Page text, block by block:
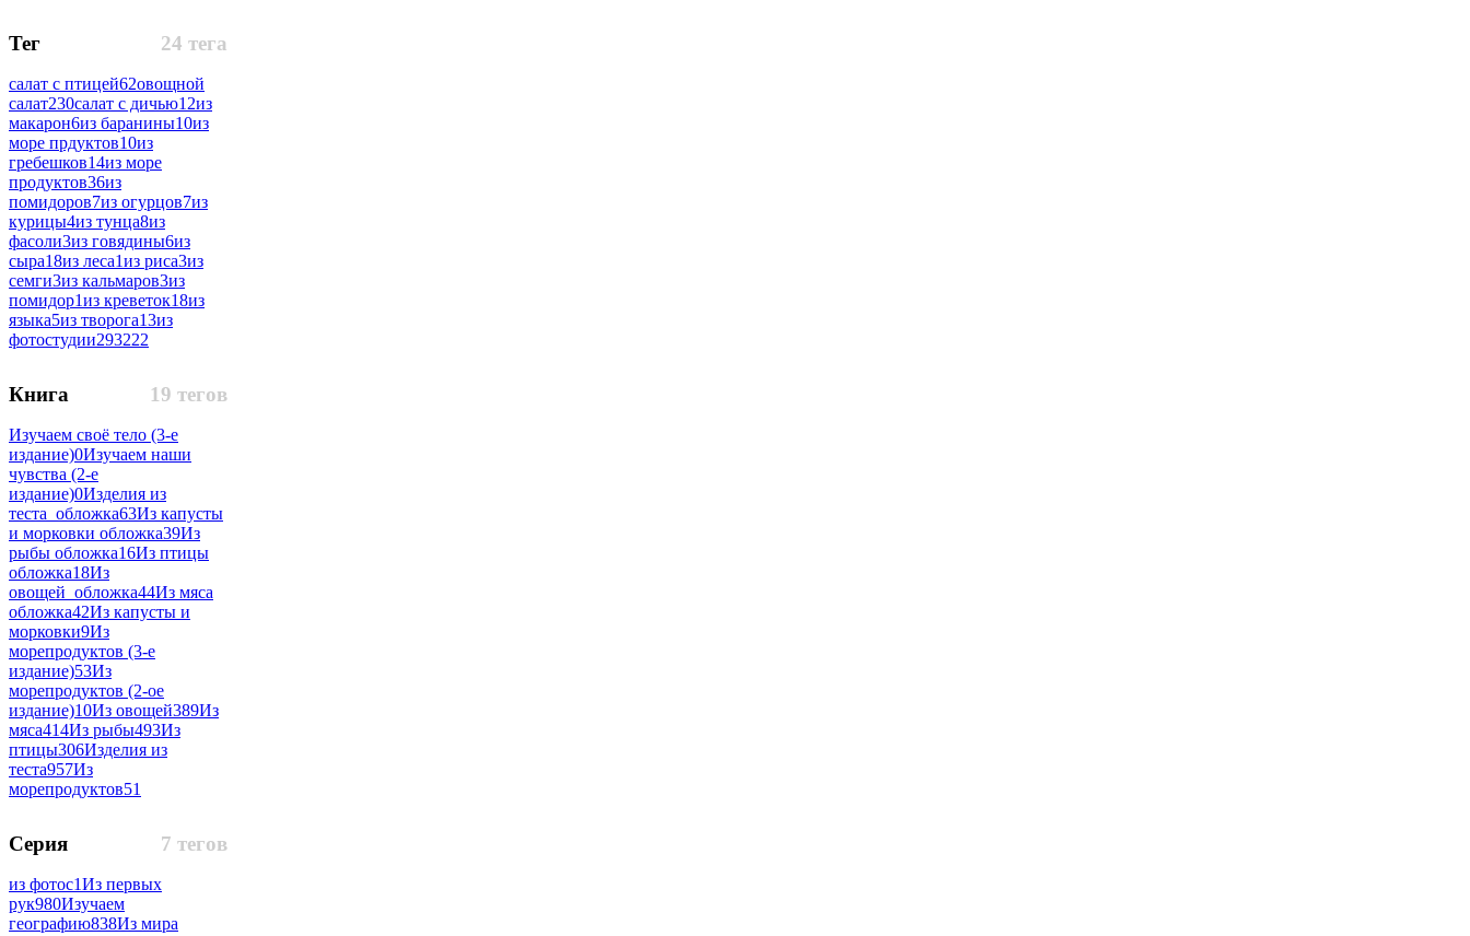
24 тега
Тег
салат с птицей62овощной
салат230салат с дичью12из
макарон6из баранины10из
море прдуктов10из
гребешков14из море
продуктов36из
помидоров7из огурцов7из
курицы4из тунца8из
фасоли3из говядины6из
сыра18из леса1из риса3из
семги3из кальмаров3из
помидор1из креветок18из
языка5из творога13из
фотостудии293222
19 тегов
Книга
Изучаем своё тело (3-е
издание)0Изучаем наши
чувства (2-е
издание)0Изделия из
теста_обложка63Из капусты
и морковки обложка39Из
рыбы обложка16Из птицы
обложка18Из
овощей_обложка44Из мяса
обложка42Из капусты и
морковки9Из
морепродуктов (3-е
издание)53Из
морепродуктов (2-ое
издание)10Из овощей389Из
мяса414Из рыбы493Из
птицы306Изделия из
теста957Из
морепродуктов51
7 тегов
Серия
из фотос1Из первых
рук980Изучаем
географию838Из мира